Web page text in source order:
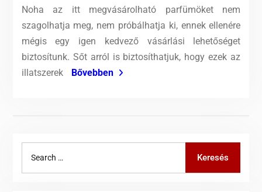
Noha az itt megvásárolható parfümöket nem
szagolhatja meg, nem próbálhatja ki, ennek ellenére
mégis egy igen kedvező vásárlási lehetőséget
biztosítunk. Sőt arról is biztosíthatjuk, hogy ezek az
illatszerek
Bővebben
Keresés